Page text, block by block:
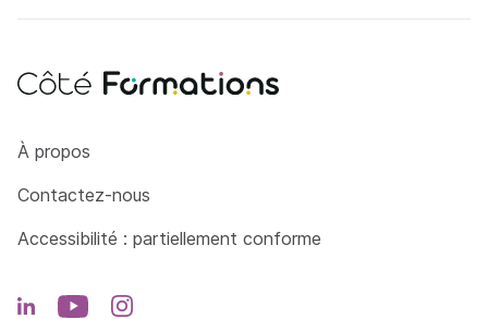
Côté Formations
À propos
Contactez-nous
Accessibilité : partiellement conforme